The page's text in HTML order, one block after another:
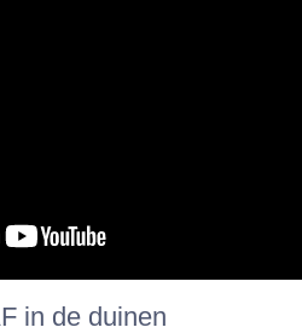
in de duinen